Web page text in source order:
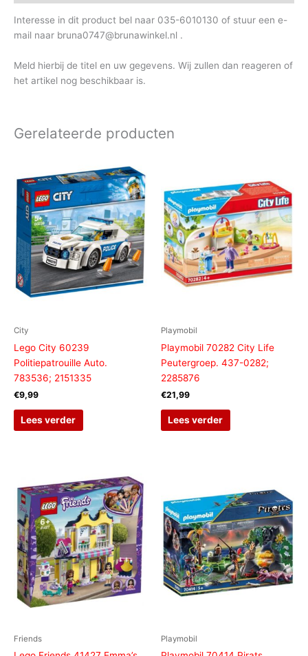
Interesse in dit product bel naar 035-6010130 of stuur een e-
mail naar bruna0747@brunawinkel.nl .
Meld hierbij de titel en uw gegevens. Wij zullen dan reageren of
het artikel nog beschikbaar is.
Gerelateerde producten
City
Lego City 60239
Politiepatrouille Auto.
783536; 2151335
€9,99
Lees verder
Playmobil
Playmobil 70282 City Life
Peutergroep. 437-0282;
2285876
€21,99
Lees verder
Friends Playmobil